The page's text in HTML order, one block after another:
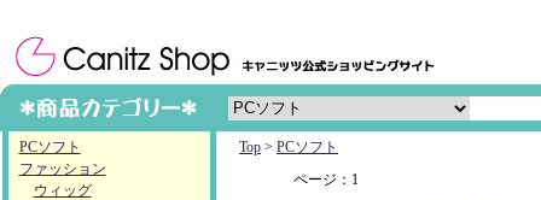
PCソフト
ファッション
ウィッグ
Top > PCソフト
ページ：1